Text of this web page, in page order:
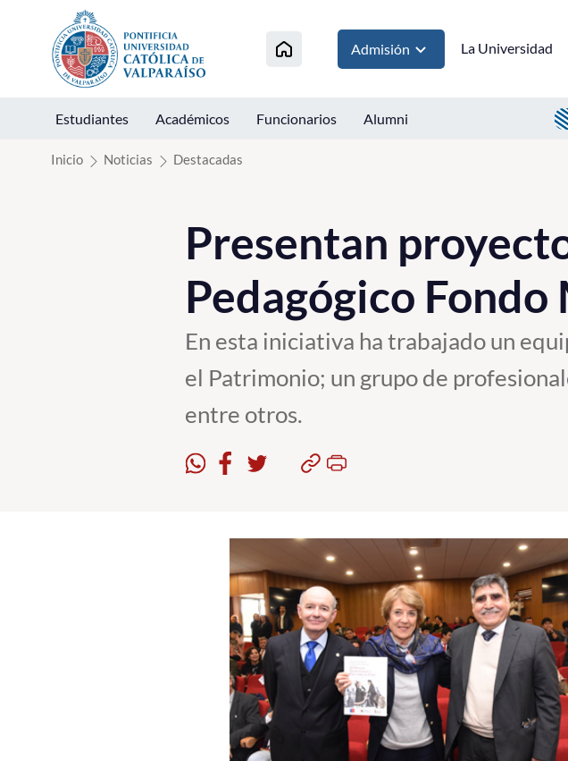
Click acá para ir directamente al contenido
Admisión La Universidad
Estudiantes Académicos Funcionarios Alumni
Inicio Noticias Destacadas
Presentan
Pedagógico
En esta iniciativa ha trabajado un
el Patrimonio; un grupo de
entre otros.